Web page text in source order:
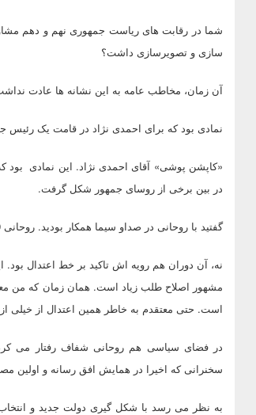
شما در رقابت های ریاست جمهوری نهم و دهم مشاور
سازی و تصویرسازی داشت؟
آن زمان، مخاطب عامه به این نشانه ها عادت
نمادی بود که برای احمدی نژاد در قامت یک رئیس
«کاپشن پوشی» آقای احمدی نژاد. این نمادی بود
در بین برخی از روسای جمهور شکل گرفت.
گفتید با روحانی در صداو سیما همکار بودید. روحانی 59 با 92 در منش سیاسی تغییری کرده است؟
نه، آن دوران هم رویه اش تاکید بر خط اعتدال
مشهور اصلاح طلب زیاد است. همان زمان که من
است. حتی معتقدم به خاطر همین اعتدال از خیلی
در فضای سیاسی هم روحانی شفاف رفتار می
سخنرانی که اخیرا در همایش افق رسانه و اولین
به نظر می رسد با شکل گیری دولت جدید و